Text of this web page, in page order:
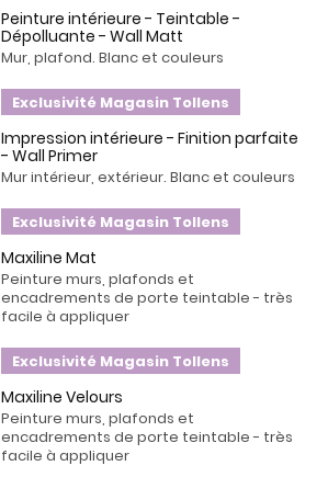
Peinture intérieure - Teintable -
Dépolluante - Wall Matt
Mur, plafond. Blanc et couleurs
Exclusivité Magasin Tollens
Impression intérieure - Finition parfaite
- Wall Primer
Mur intérieur, extérieur. Blanc et couleurs
Exclusivité Magasin Tollens
Maxiline Mat
Peinture murs, plafonds et
encadrements de porte teintable - très
facile à appliquer
Exclusivité Magasin Tollens
Maxiline Velours
Peinture murs, plafonds et
encadrements de porte teintable - très
facile à appliquer